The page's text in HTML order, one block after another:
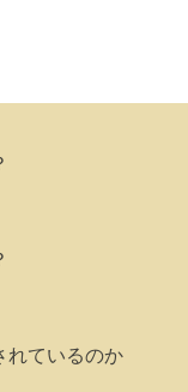
れているのか